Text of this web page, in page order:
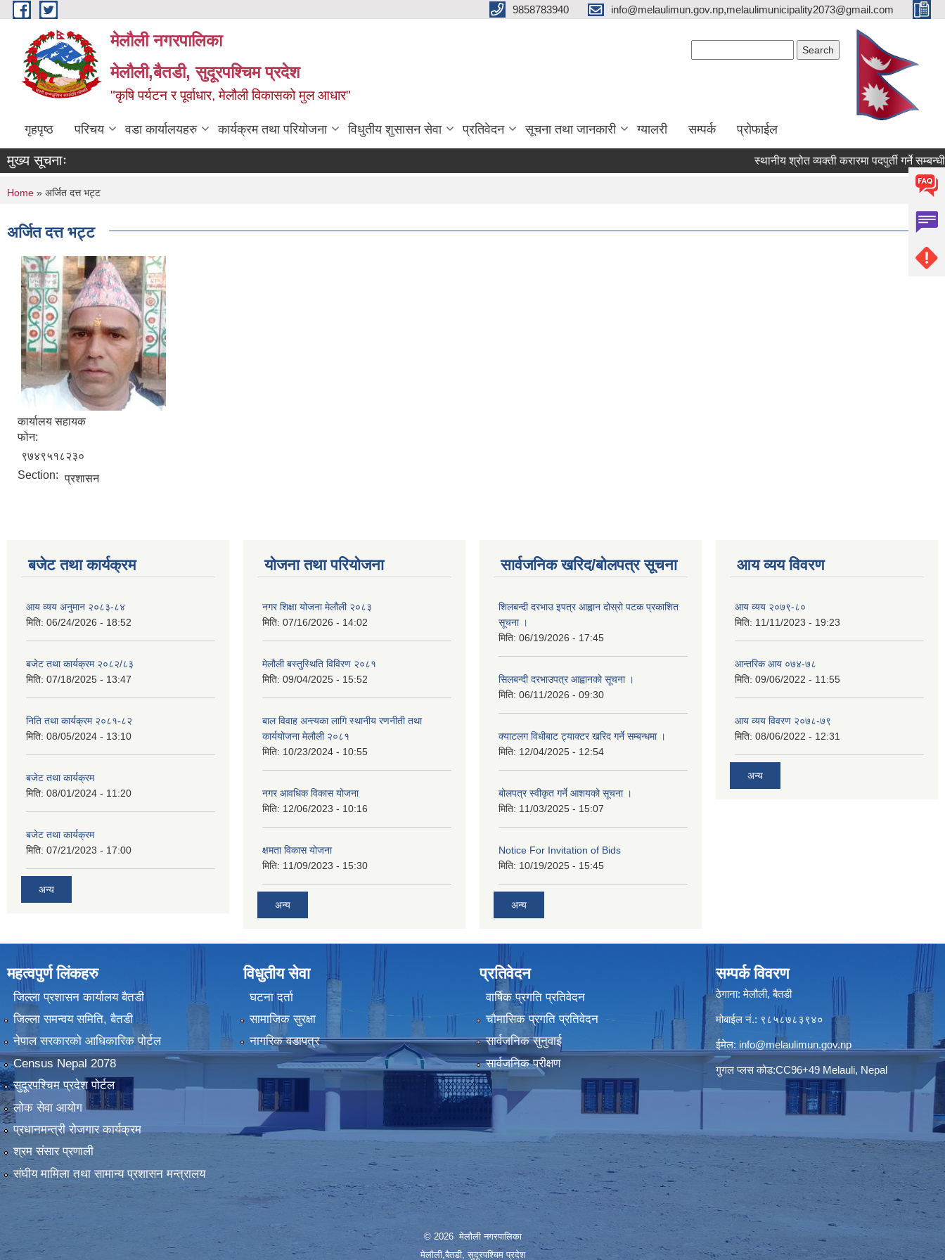
Skip to main content 9858783940 info@melaulimun.gov.np,melaulimunicipality2073@gmail.com
मेलौली नगरपालिका
मेलौली,बैतडी, सुदूरपश्‍चिम प्रदेश
"कृषि पर्यटन र पूर्वाधार, मेलौली विकासको मुल आधार"
गृहपृष्ठ परिचय वडा कार्यालयहरु कार्यक्रम तथा परियोजना विधुतीय शुसासन सेवा प्रतिवेदन सूचना तथा जानकारी ग्यालरी सम्पर्क प्रोफाईल
मुख्य सूचनाः स्थानीय श्रोत व्यक्ती करारमा पदपुर्ती गर्ने सम्बन्धी
You are here
Home » अर्जित दत्त भट्ट
अर्जित दत्त भट्ट
कार्यालय सहायक
फोन:
९७४९५१८२३०
Section: प्रशासन
बजेट तथा कार्यक्रम
आय व्यय अनुमान २०८३-८४
मिति: 06/24/2026 - 18:52
बजेट तथा कार्यक्रम २०८२/८३
मिति: 07/18/2025 - 13:47
निति तथा कार्यक्रम २०८१-८२
मिति: 08/05/2024 - 13:10
बजेट तथा कार्यक्रम
मिति: 08/01/2024 - 11:20
बजेट तथा कार्यक्रम
मिति: 07/21/2023 - 17:00
अन्य
योजना तथा परियोजना
नगर शिक्षा योजना मेलौली २०८३
मिति: 07/16/2026 - 14:02
मेलौली बस्तुस्थिति विविरण २०८१
मिति: 09/04/2025 - 15:52
बाल विवाह अन्त्यका लागि स्थानीय रणनीती तथा
कार्ययोजना मेलौली २०८१
मिति: 10/23/2024 - 10:55
नगर आवधिक विकास योजना
मिति: 12/06/2023 - 10:16
क्षमता विकास योजना
मिति: 11/09/2023 - 15:30
अन्य
सार्वजनिक खरिद/बोलपत्र सूचना
शिलबन्दी दरभाउ इपत्र आह्वान दोस्रो पटक प्रकाशित
सूचना ।
मिति: 06/19/2026 - 17:45
सिलबन्दी दरभाउपत्र आह्वानको सूचना ।
मिति: 06/11/2026 - 09:30
क्याटलग विधीबाट ट्याक्टर खरिद गर्ने सम्बन्धमा ।
मिति: 12/04/2025 - 12:54
बोलपत्र स्वीकृत गर्ने आशयको सूचना ।
मिति: 11/03/2025 - 15:07
Notice For Invitation of Bids
मिति: 10/19/2025 - 15:45
अन्य
आय व्यय विवरण
आय व्यय २०७९-८०
मिति: 11/11/2023 - 19:23
आन्तरिक आय ०७४-७८
मिति: 09/06/2022 - 11:55
आय व्यय विवरण २०७८-७९
मिति: 08/06/2022 - 12:31
अन्य
महत्वपुर्ण लिंकहरु
जिल्ला प्रशासन कार्यालय बैतडी
जिल्ला समन्वय समिति, बैतडी
नेपाल सरकारको आधिकारिक पोर्टल
Census Nepal 2078
सुदूरपश्चिम प्रदेश पोर्टल
लोक सेवा आयोग
प्रधानमन्त्री रोजगार कार्यक्रम
श्रम संसार प्रणाली
संघीय मामिला तथा सामान्य प्रशासन मन्त्रालय
विधुतीय सेवा
घटना दर्ता
सामाजिक सुरक्षा
नागरिक वडापत्र
प्रतिवेदन
वार्षिक प्रगति प्रतिवेदन
चौमासिक प्रगति प्रतिवेदन
सार्वजनिक सुनुवाई
सार्वजनिक परीक्षण
सम्पर्क विवरण
ठेगाना: मेलौली, बैतडी
मोबाईल नं.: ९८५८७८३९४०
ईमेल: info@melaulimun.gov.np
गुगल प्लस कोड:CC96+49 Melauli, Nepal
© 2026 मेलौली नगरपालिका
मेलौली,बैतडी, सुदूरपश्‍चिम प्रदेश